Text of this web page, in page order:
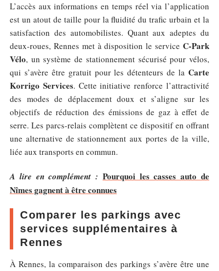
L’accès aux informations en temps réel via l’application
est un atout de taille pour la fluidité du trafic urbain et la
satisfaction des automobilistes. Quant aux adeptes du
deux-roues, Rennes met à disposition le service C-Park
Vélo, un système de stationnement sécurisé pour vélos,
qui s’avère être gratuit pour les détenteurs de la Carte
Korrigo Services. Cette initiative renforce l’attractivité
des modes de déplacement doux et s’aligne sur les
objectifs de réduction des émissions de gaz à effet de
serre. Les parcs-relais complètent ce dispositif en offrant
une alternative de stationnement aux portes de la ville,
liée aux transports en commun.
A lire en complément : Pourquoi les casses auto de
Nîmes gagnent à être connues
Comparer les parkings avec
services supplémentaires à
Rennes
À Rennes, la comparaison des parkings s’avère être une